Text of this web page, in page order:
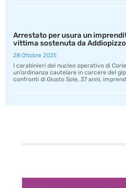
Arrestato per usura un
vittima sostenuta da Addiopizzo
28 Ottobre 2025
I carabinieri del nucleo operativo di
un’ordinanza cautelare in carcere del
confronti di Giusto Sole, 37 anni,